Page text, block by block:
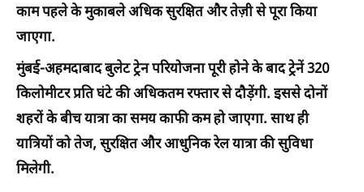
काम पहले के मुकाबले अधिक सुरक्षित और तेज़ी से पूरा किया
जाएगा.
मुंबई-अहमदाबाद बुलेट ट्रेन परियोजना पूरी होने के बाद ट्रेनें 320
किलोमीटर प्रति घंटे की अधिकतम रफ्तार से दौड़ेंगी. इससे दोनों
शहरों के बीच यात्रा का समय काफी कम हो जाएगा. साथ ही
यात्रियों को तेज, सुरक्षित और आधुनिक रेल यात्रा की सुविधा
मिलेगी.